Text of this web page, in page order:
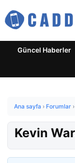
Güncel Haberler
Ana sayfa › Forumlar ›
Kevin